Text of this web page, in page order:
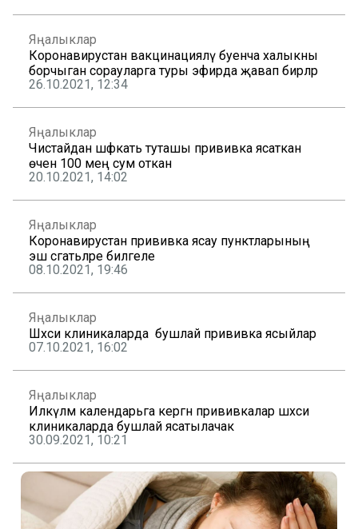
Яңалыклар
Коронавирустан вакцинацияләү буенча халыкны
борчыган сорауларга туры эфирда җавап бирәләр
26.10.2021, 12:34
Яңалыклар
Чистайдан шәфкать туташы прививка ясаткан
өчен 100 мең сум откан
20.10.2021, 14:02
Яңалыклар
Коронавирустан прививка ясау пунктларының
эш сәгатьләре билгеле
08.10.2021, 19:46
Яңалыклар
Шәхси клиникаларда бушлай прививка ясыйлар
07.10.2021, 16:02
Яңалыклар
Илкүләм календарьга кергән прививкалар шәхси
клиникаларда бушлай ясатылачак
30.09.2021, 10:21